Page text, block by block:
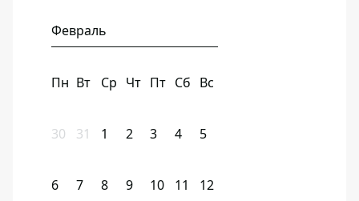
Февраль
Пн Вт Ср Чт Пт Сб Вс
30 31 1 2 3 4 5
6 7 8 9 10 11 12